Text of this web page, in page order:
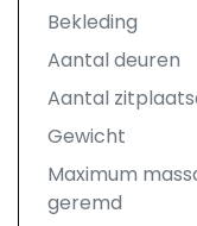
Bekleding
Aantal deuren
Aantal
Gewicht
Maximum
geremd